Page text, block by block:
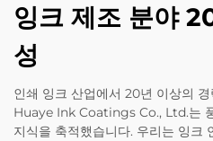
잉크 제조 분야
성
인쇄 잉크 산업에서 20년 이상의
Huaye Ink Coatings Co., Ltd.는
지식을 축적했습니다. 우리는 잉크